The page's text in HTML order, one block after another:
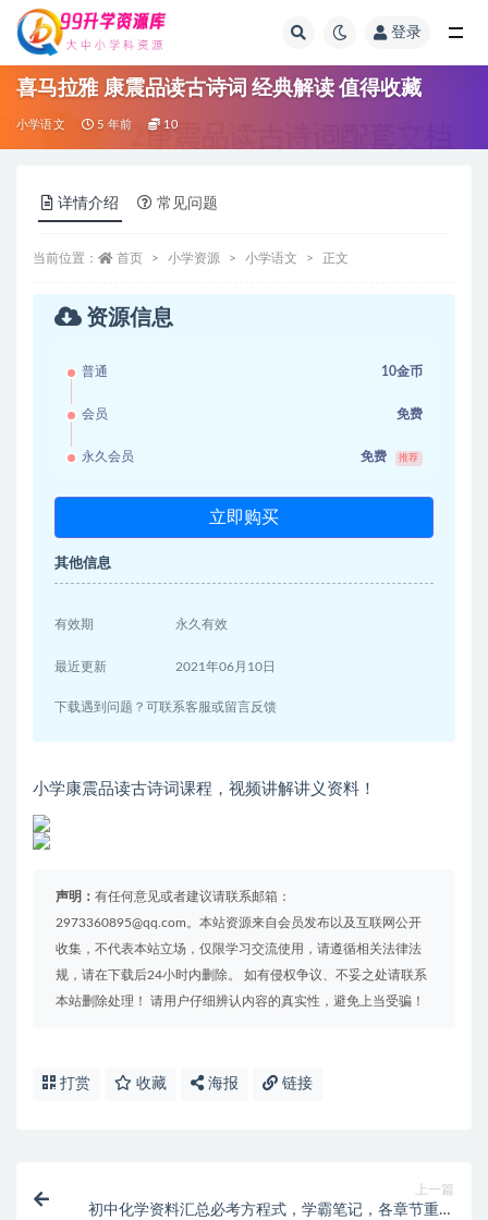
登录
喜马拉雅 康震品读古诗词 经典解读 值得收藏
小学语文 5 年前 10
详情介绍 常见问题
当前位置： 首页 小学资源 小学语文 正文
资源信息
普通 10金币
会员 免费
永久会员 免费 推荐
立即购买
其他信息
有效期 永久有效
最近更新 2021年06月10日
下载遇到问题？可联系客服或留言反馈
小学康震品读古诗词课程，视频讲解讲义资料！
声明： 有任何意见或者建议请联系邮箱：
2973360895@qq.com。本站资源来自会员发布以及互联网公开
收集，不代表本站立场，仅限学习交流使用，请遵循相关法律法
规，请在下载后24小时内删除。 如有侵权争议、不妥之处请联系
本站删除处理！ 请用户仔细辨认内容的真实性，避免上当受骗！
打赏 收藏 海报 链接
上一篇
初中化学资料汇总必考方程式，学霸笔记，各章节重难